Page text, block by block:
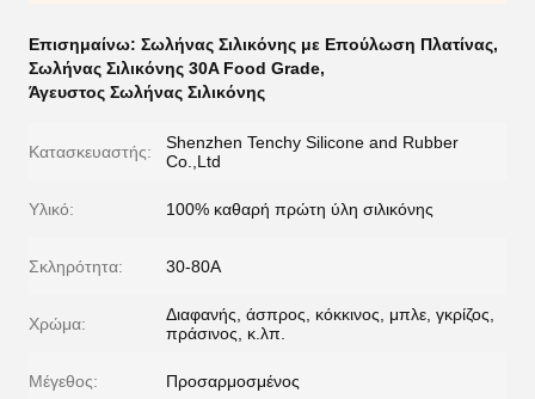
Επισημαίνω: Σωλήνας Σιλικόνης με Επούλωση Πλατίνας,
Σωλήνας Σιλικόνης 30A Food Grade,
Άγευστος Σωλήνας Σιλικόνης
Κατασκευαστής:
Shenzhen Tenchy Silicone and Rubber
Co.,Ltd
Υλικό: 100% καθαρή πρώτη ύλη σιλικόνης
Σκληρότητα: 30-80A
Χρώμα:
Διαφανής, άσπρος, κόκκινος, μπλε, γκρίζος,
πράσινος, κ.λπ.
Μέγεθος: Προσαρμοσμένος